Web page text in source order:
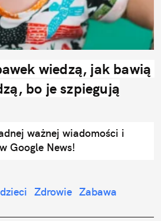
wiedzą, jak bawią
bo je szpiegują
ważnej wiadomości i
Google News!
Zdrowie Zabawa